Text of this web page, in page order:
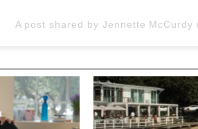
A post shared by Jennette McCurdy